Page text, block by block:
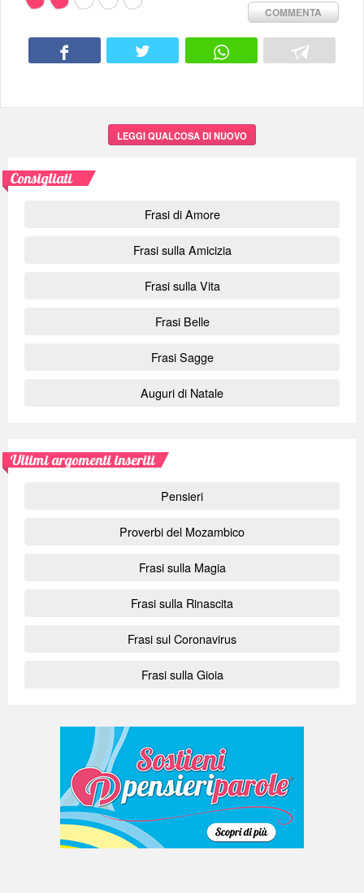
COMMENTA
LEGGI QUALCOSA DI NUOVO
Consigliati
Frasi di Amore
Frasi sulla Amicizia
Frasi sulla Vita
Frasi Belle
Frasi Sagge
Auguri di Natale
Ultimi argomenti inseriti
Pensieri
Proverbi del Mozambico
Frasi sulla Magia
Frasi sulla Rinascita
Frasi sul Coronavirus
Frasi sulla Gioia